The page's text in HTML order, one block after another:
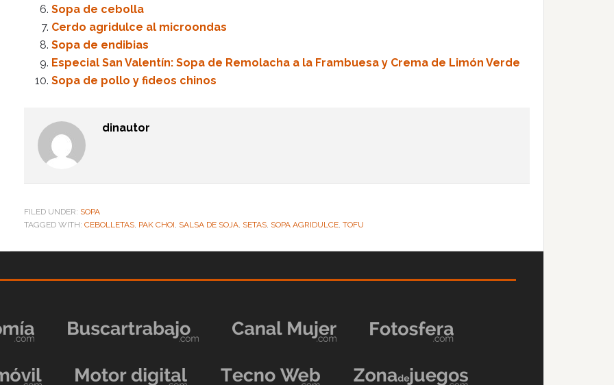
Sopa de cebolla
Cerdo agridulce al microondas
Sopa de endibias
Especial San Valentín: Sopa de Remolacha a la Frambuesa y Crema de Limón Verde
Sopa de pollo y fideos chinos
dinautor
FILED UNDER: SOPA
TAGGED WITH: CEBOLLETAS, PAK CHOI, SALSA DE SOJA, SETAS, SOPA AGRIDULCE, TOFU